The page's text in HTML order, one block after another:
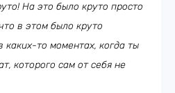
На это было круто просто
в этом было круто
каких-то моментах, когда ты
которого сам от себя не